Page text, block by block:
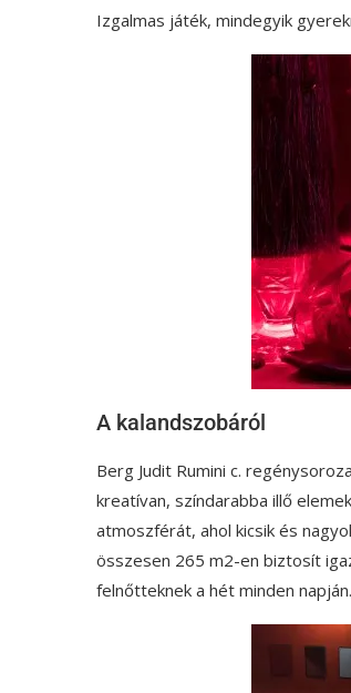
Izgalmas játék, mindegyik
A kalandszobáról
Berg Judit Rumini c.
kreatívan, színdarabba illő
atmoszférát, ahol kicsik és
összesen 265 m2-en biztosít
felnőtteknek a hét minden napján.